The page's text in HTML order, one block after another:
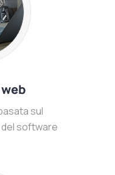
sul
software